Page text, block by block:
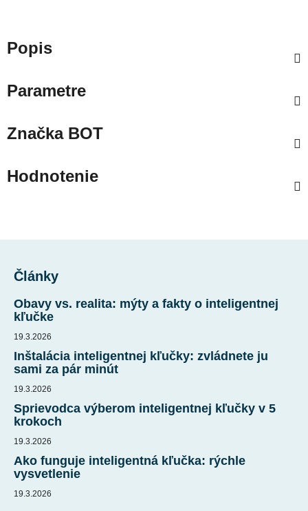
Popis
Parametre
ZnačkaBOT
Hodnotenie
Články
Obavy vs. realita: mýty a fakty o inteligentnej
kľučke
19.3.2026
Inštalácia inteligentnej kľučky: zvládnete ju
sami za pár minút
19.3.2026
Sprievodca výberom inteligentnej kľučky v 5
krokoch
19.3.2026
Ako funguje inteligentná kľučka: rýchle
vysvetlenie
19.3.2026